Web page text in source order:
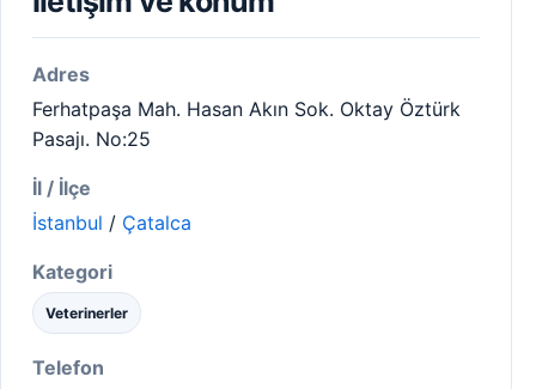
Adres
Ferhatpaşa Mah. Hasan Akın Sok. Oktay Öztürk
Pasajı. No:25
İl / İlçe
İstanbul / Çatalca
Kategori
Veterinerler
Telefon